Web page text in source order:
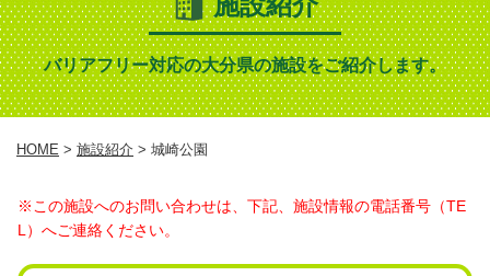
バリアフリー対応の大分県の施設をご紹介します。
HOME > 施設紹介 > 城崎公園
※この施設へのお問い合わせは、下記、施設情報の電話番号（TE
L）へご連絡ください。